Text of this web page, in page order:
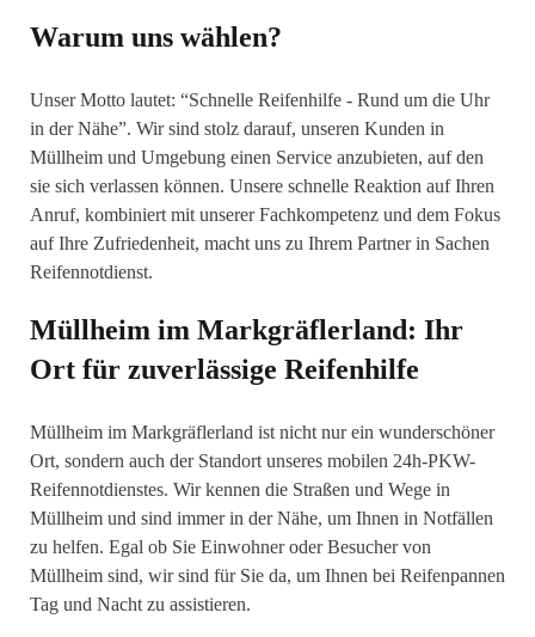
Warum uns wählen?
Unser Motto lautet: “Schnelle Reifenhilfe - Rund um die Uhr
in der Nähe”. Wir sind stolz darauf, unseren Kunden in
Müllheim und Umgebung einen Service anzubieten, auf den
sie sich verlassen können. Unsere schnelle Reaktion auf Ihren
Anruf, kombiniert mit unserer Fachkompetenz und dem Fokus
auf Ihre Zufriedenheit, macht uns zu Ihrem Partner in Sachen
Reifennotdienst.
Müllheim im Markgräflerland: Ihr
Ort für zuverlässige Reifenhilfe
Müllheim im Markgräflerland ist nicht nur ein wunderschöner
Ort, sondern auch der Standort unseres mobilen 24h-PKW-
Reifennotdienstes. Wir kennen die Straßen und Wege in
Müllheim und sind immer in der Nähe, um Ihnen in Notfällen
zu helfen. Egal ob Sie Einwohner oder Besucher von
Müllheim sind, wir sind für Sie da, um Ihnen bei Reifenpannen
Tag und Nacht zu assistieren.